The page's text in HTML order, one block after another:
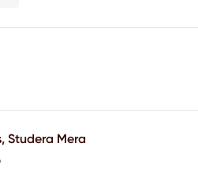
Studera Mera